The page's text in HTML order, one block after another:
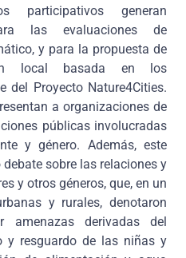
participativos generan
las evaluaciones de
y para la propuesta de
local basada en los
del Proyecto Nature4Cities.
a organizaciones de
públicas involucradas
y género. Además, este
sobre las relaciones y
y otros géneros, que, en un
y rurales, denotaron
amenazas derivadas del
y resguardo de las niñas y